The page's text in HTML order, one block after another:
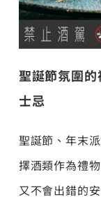
聖誕節氛圍
士忌
聖誕節、年末
擇酒類作為禮
又不會出錯的